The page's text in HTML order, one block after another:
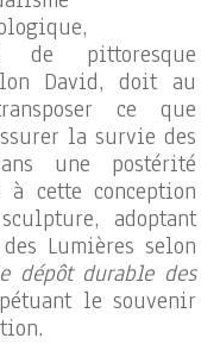
de pittoresque
David, doit au
ce que
la survie des
une postérité
à cette conception
adoptant
Lumières selon
dépôt durable des
le souvenir